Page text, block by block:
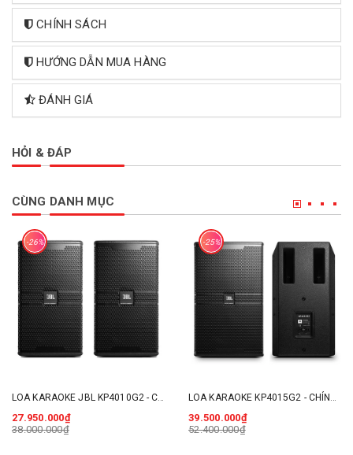
CHÍNH SÁCH
HƯỚNG DẪN MUA HÀNG
ĐÁNH GIÁ
HỎI & ĐÁP
CÙNG DANH MỤC
-26%
LOA KARAOKE JBL KP4010G2 - CHÍNH HÃNG
27.950.000₫
38.000.000₫
-25%
LOA KARAOKE KP4015G2 - CHÍNH HÃNG
39.500.000₫
52.400.000₫